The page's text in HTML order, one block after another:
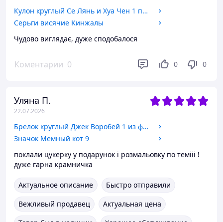
Кулон круглый Се Лянь и Хуа Чен 1 по аниме Благословение небожителей Tiān Guān Cì Fú Бронза, 2,5 см
Серьги висячие Кинжалы
Чудово виглядає, дуже сподобалося
Коментарии 0 0 0
Уляна П.
22.07.2026
Брелок круглый Джек Воробей 1 из фильма Пираты карибского моря Джони Депп Джек Спарроу Бижутерный сплав 2,5 см
Значок Мемный кот 9
поклали цукерку у подарунок і розмальовку по темііі !
дуже гарна крамничка
Актуальное описание
Быстро отправили
Вежливый продавец
Актуальная цена